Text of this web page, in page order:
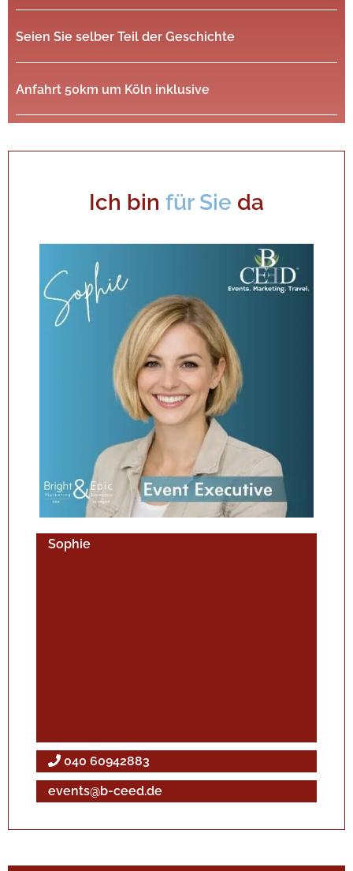
Seien Sie selber Teil der Geschichte
Anfahrt 50km um Köln inklusive
Ich bin für Sie da
Sophie
040 60942883
events@b-ceed.de